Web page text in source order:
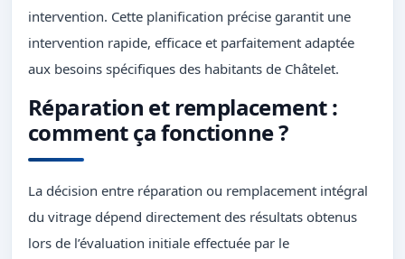
intervention. Cette planification précise garantit une
intervention rapide, efficace et parfaitement adaptée
aux besoins spécifiques des habitants de Châtelet.
Réparation et remplacement :
comment ça fonctionne ?
La décision entre réparation ou remplacement intégral
du vitrage dépend directement des résultats obtenus
lors de l’évaluation initiale effectuée par le